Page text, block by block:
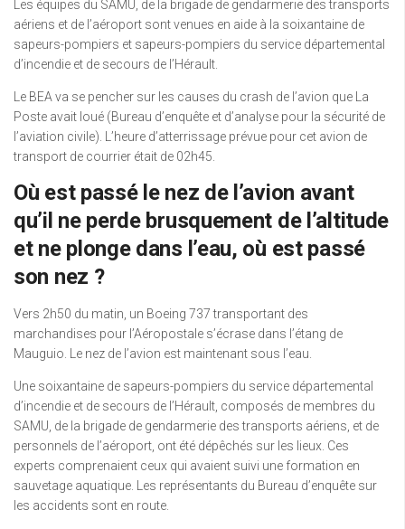
Les équipes du SAMU, de la brigade de gendarmerie des transports
aériens et de l’aéroport sont venues en aide à la soixantaine de
sapeurs-pompiers et sapeurs-pompiers du service départemental
d’incendie et de secours de l’Hérault.
Le BEA va se pencher sur les causes du crash de l’avion que La
Poste avait loué (Bureau d’enquête et d’analyse pour la sécurité de
l’aviation civile). L’heure d’atterrissage prévue pour cet avion de
transport de courrier était de 02h45.
Où est passé le nez de l’avion avant
qu’il ne perde brusquement de l’altitude
et ne plonge dans l’eau, où est passé
son nez ?
Vers 2h50 du matin, un Boeing 737 transportant des
marchandises pour l’Aéropostale s’écrase dans l’étang de
Mauguio. Le nez de l’avion est maintenant sous l’eau.
Une soixantaine de sapeurs-pompiers du service départemental
d’incendie et de secours de l’Hérault, composés de membres du
SAMU, de la brigade de gendarmerie des transports aériens, et de
personnels de l’aéroport, ont été dépêchés sur les lieux. Ces
experts comprenaient ceux qui avaient suivi une formation en
sauvetage aquatique. Les représentants du Bureau d’enquête sur
les accidents sont en route.